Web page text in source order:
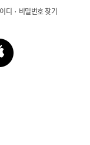
디 · 비밀번호 찾기